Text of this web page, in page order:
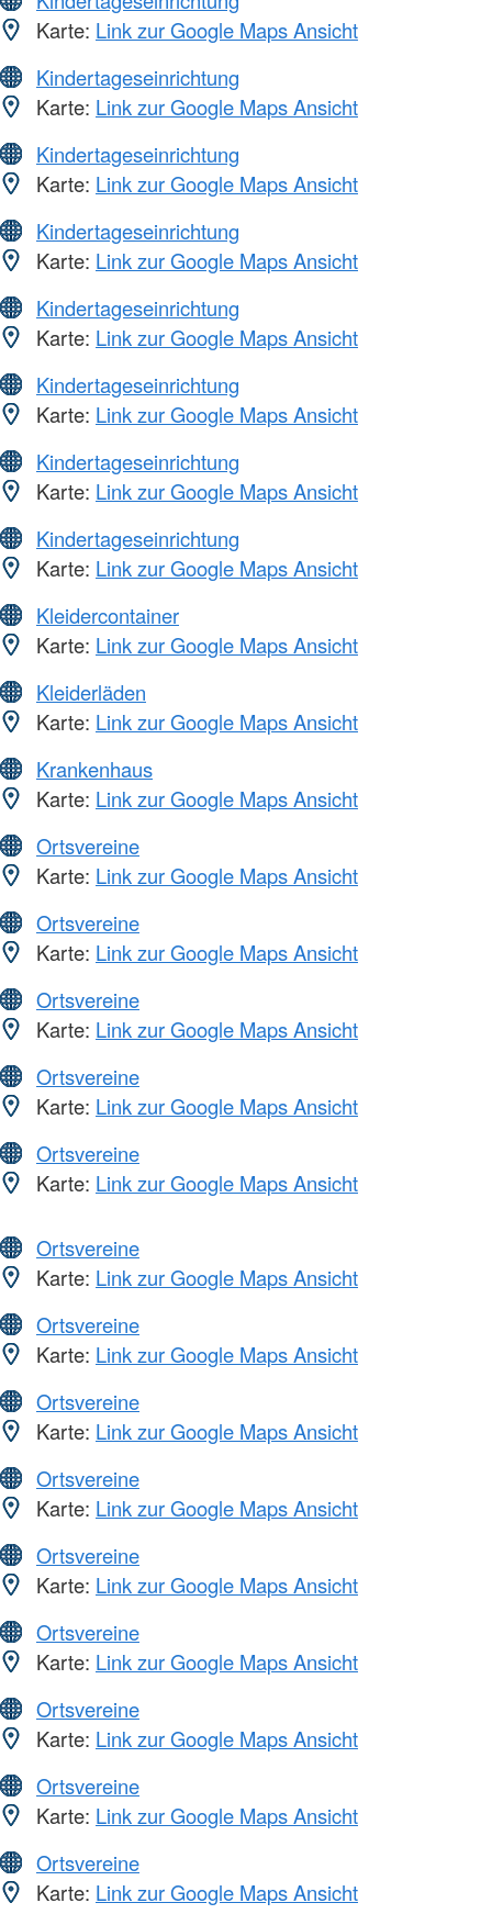
Karte: Link zur Google Maps Ansicht
Kindertageseinrichtung
Karte: Link zur Google Maps Ansicht
Kindertageseinrichtung
Karte: Link zur Google Maps Ansicht
Kindertageseinrichtung
Karte: Link zur Google Maps Ansicht
Kindertageseinrichtung
Karte: Link zur Google Maps Ansicht
Kindertageseinrichtung
Karte: Link zur Google Maps Ansicht
Kindertageseinrichtung
Karte: Link zur Google Maps Ansicht
Kindertageseinrichtung
Karte: Link zur Google Maps Ansicht
Kleidercontainer
Karte: Link zur Google Maps Ansicht
Kleiderläden
Karte: Link zur Google Maps Ansicht
Krankenhaus
Karte: Link zur Google Maps Ansicht
Ortsvereine
Karte: Link zur Google Maps Ansicht
Ortsvereine
Karte: Link zur Google Maps Ansicht
Ortsvereine
Karte: Link zur Google Maps Ansicht
Ortsvereine
Karte: Link zur Google Maps Ansicht
Ortsvereine
Karte: Link zur Google Maps Ansicht
Ortsvereine
Karte: Link zur Google Maps Ansicht
Ortsvereine
Karte: Link zur Google Maps Ansicht
Ortsvereine
Karte: Link zur Google Maps Ansicht
Ortsvereine
Karte: Link zur Google Maps Ansicht
Ortsvereine
Karte: Link zur Google Maps Ansicht
Ortsvereine
Karte: Link zur Google Maps Ansicht
Ortsvereine
Karte: Link zur Google Maps Ansicht
Ortsvereine
Karte: Link zur Google Maps Ansicht
Ortsvereine
Karte: Link zur Google Maps Ansicht